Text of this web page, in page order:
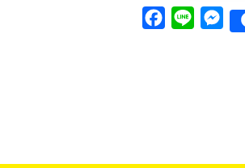
Facebook
Line